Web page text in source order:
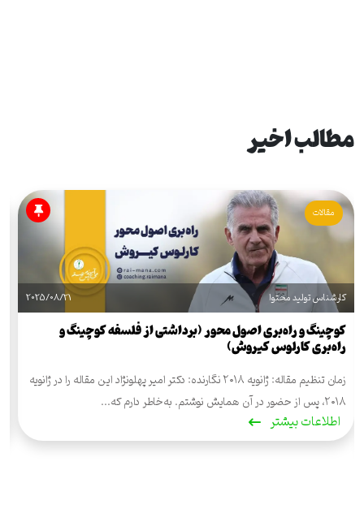
مطالب اخیر
مقالات
کارشناس تولید محتوا 2025/08/21
کوچینگ و راه‌بری اصول محور (برداشتی از فلسفه کوچینگ و
راه‌بری کارلوس کیروش)
زمان تنظیم مقاله: ژانویه ۲۰۱۸ نگارنده: دکتر امیر پهلونژاد این مقاله را در ژانویه
۲۰۱۸، پس از حضور در آن همایش نوشتم. به‌خاطر دارم که...
اطلاعات بیشتر